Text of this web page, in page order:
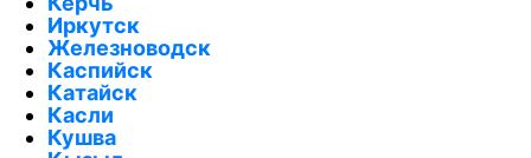
Иркутск
Железноводск
Каспийск
Катайск
Касли
Кушва